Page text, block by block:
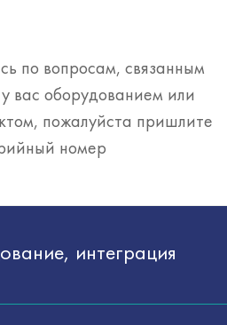
по вопросам, связанным
вас оборудованием или
пожалуйста пришлите
номер
интеграция